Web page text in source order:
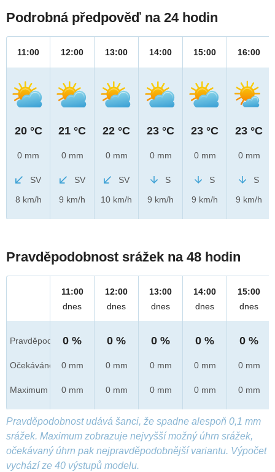
Podrobná předpověď na 24 hodin
11:00
20 °C
0 mm
SV
8 km/h
12:00
21 °C
0 mm
SV
9 km/h
13:00
22 °C
0 mm
SV
10 km/h
14:00
23 °C
0 mm
S
9 km/h
15:00
23 °C
0 mm
S
9 km/h
16:00
23 °C
0 mm
S
9 km/h
Pravděpodobnost srážek na 48 hodin
Pravděpod.
Očekáváno
Maximum
11:00
dnes
0 %
0 mm
0 mm
12:00
dnes
0 %
0 mm
0 mm
13:00
dnes
0 %
0 mm
0 mm
14:00
dnes
0 %
0 mm
0 mm
15:00
dnes
0 %
0 mm
0 mm
Pravděpodobnost udává šanci, že spadne alespoň 0,1 mm
srážek. Maximum zobrazuje nejvyšší možný úhrn srážek,
očekávaný úhrn pak nejpravděpodobnější variantu. Výpočet
vychází ze 40 výstupů modelu.